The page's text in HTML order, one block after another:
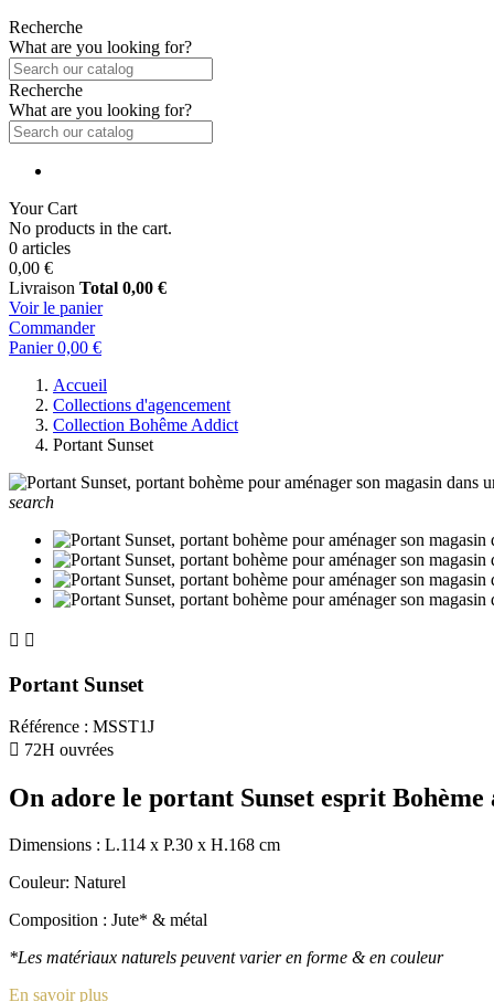
Recherche
What are you looking for?
Recherche
What are you looking for?
Your Cart
No products in the cart.
0 articles
0,00 €
Livraison Total 0,00 €
Voir le panier
Commander
Panier 0,00 €
Accueil
Collections d'agencement
Collection Bohême Addict
Portant Sunset
search
 
Portant Sunset
Référence : MSST1J
 72H ouvrées
On adore le portant Sunset esprit
Dimensions : L.114 x P.30 x H.168 cm
Couleur: Naturel
Composition : Jute* & métal
*Les matériaux naturels peuvent varier en forme & en couleur
En savoir plus